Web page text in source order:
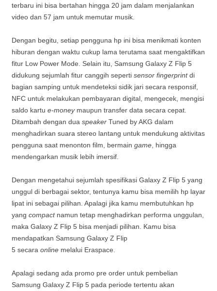
terbaru ini bisa bertahan hingga 20 jam dalam menjalankan
video dan 57 jam untuk memutar musik.
Dengan begitu, setiap pengguna hp ini bisa menikmati konten
hiburan dengan waktu cukup lama terutama saat mengaktifkan
fitur Low Power Mode. Selain itu, Samsung Galaxy Z Flip 5
didukung sejumlah fitur canggih seperti sensor fingerprintdi
bagian samping untuk mendeteksi sidik jari secara responsif,
NFC untuk melakukan pembayaran digital, mengecek, mengisi
saldo kartu e-moneymaupun transfer data secara cepat.
Ditambah dengan dua speaker Tuned by AKG dalam
menghadirkan suara stereo lantang untuk mendukung aktivitas
pengguna saat menonton film, bermain game , hingga
mendengarkan musik lebih imersif.
Dengan mengetahui sejumlah spesifikasi Galaxy Z Flip 5 yang
unggul di berbagai sektor, tentunya kamu bisa memilih hp layar
lipat ini sebagai pilihan. Apalagi jika kamu membutuhkan hp
yang compactnamun tetap menghadirkan performa unggulan,
maka Galaxy Z Flip 5 bisa menjadi pilihan. Kamu bisa
mendapatkan Samsung Galaxy Z Flip
5 secara online melalui Eraspace.
Apalagi sedang ada promo pre order untuk pembelian
Samsung Galaxy Z Flip 5 pada periode tertentu akan